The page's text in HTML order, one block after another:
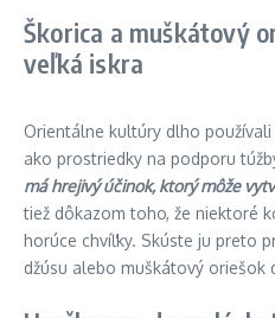
Škorica a muškátový
veľká iskra
Orientálne kultúry dlho
ako prostriedky na podporu
má hrejivý účinok, ktorý môže
tiež dôkazom toho, že niektoré
horúce chvíľky. Skúste ju preto
džúsu alebo muškátový oriešok